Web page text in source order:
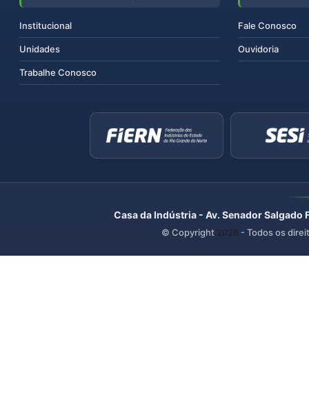
Institucional
Unidades
Trabalhe Conosco
Fale Conosco
Ouvidoria
Casa da Indústria - Av. Senador
© Copyright 2026 - Todos os